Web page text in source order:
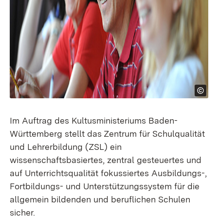
Im Auftrag des Kultusministeriums Baden-
Württemberg stellt das Zentrum für Schulqualität
und Lehrerbildung (ZSL) ein
wissenschaftsbasiertes, zentral gesteuertes und
auf Unterrichtsqualität fokussiertes Ausbildungs-,
Fortbildungs- und Unterstützungssystem für die
allgemein bildenden und beruflichen Schulen
sicher.